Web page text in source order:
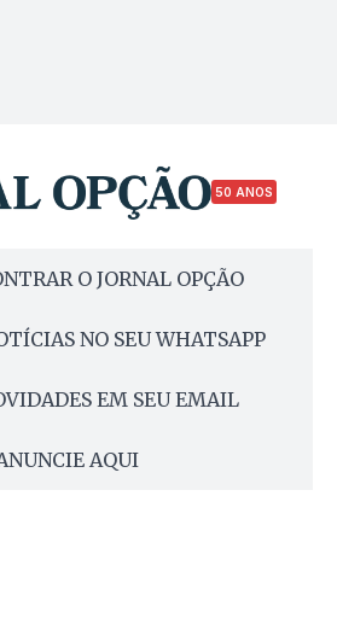
50 ANOS
O JORNAL OPÇÃO
NO SEU WHATSAPP
EM SEU EMAIL
AQUI